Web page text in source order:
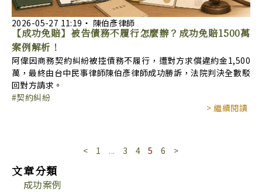
2026-05-27 11:19 ‧ 陳伯彥律師
【成功免賠】被告債務不履行怎麼辦？成功免賠1500萬
案例解析！
阿偉因商務契約糾紛被控債務不履行，遭對方求償違約金1,500
萬，最終由台中民事律師陳伯彥律師成功勝訴，法院判決全數駁
回對方請求。
契約糾紛
> 繼續閱讀
< 1 ... 3 4 5 6 >
文章分類
成功案例